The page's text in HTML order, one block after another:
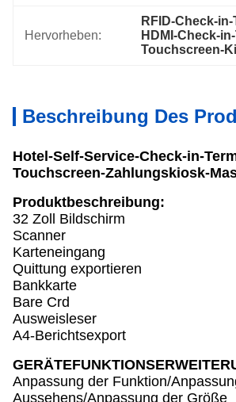
Hervorheben:
RFID-Check-in-
HDMI-Check-
Touchscreen-
Beschreibung Des
Hotel-Self-Service-Check-in-
Touchscreen-Zahlungskiosk-
Produktbeschreibung:
32 Zoll Bildschirm
Scanner
Karteneingang
Quittung exportieren
Bankkarte
Bare Crd
Ausweisleser
A4-Berichtsexport
Anpassung der Funktion/
Aussehens/Anpassung der Größe